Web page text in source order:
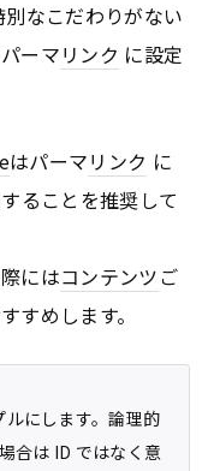
別なこだわりがない
ーマリンク に設定
はパーマリンク に
ることを推奨して
にはコンテンツご
すめします。
にします。論理的
合は ID ではなく意